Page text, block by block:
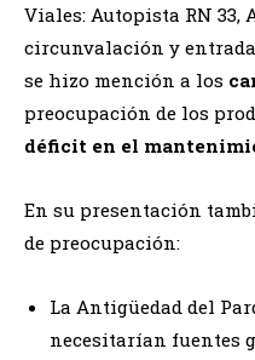
Viales: Autopista RN 33,
circunvalación y
se hizo mención a los
preocupación de los
déficit en el
En su presentación
de preocupación:
La Antigüedad del
necesitarían fuentes